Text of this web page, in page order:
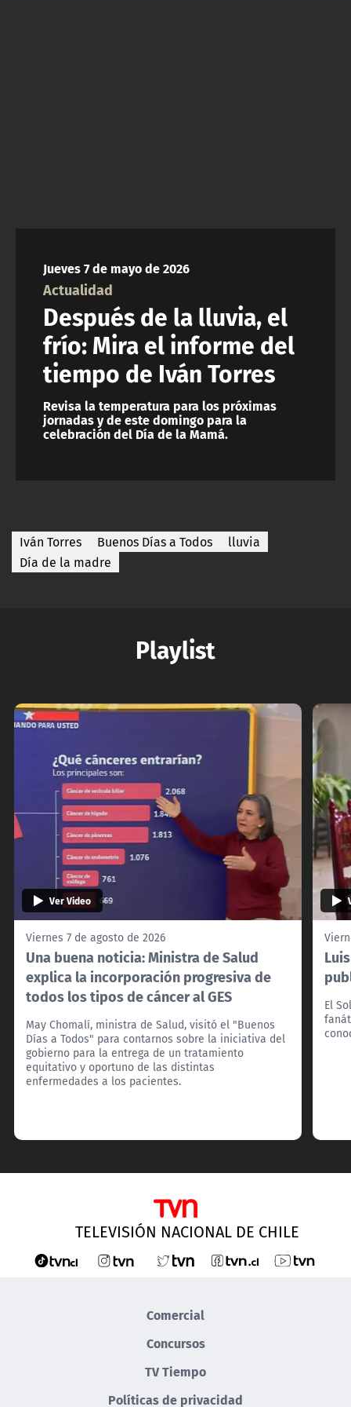
Jueves 7 de mayo de 2026
Actualidad
Después de la lluvia, el
frío: Mira el informe del
tiempo de Iván Torres
Revisa la temperatura para los próximas
jornadas y de este domingo para la
celebración del Día de la Mamá.
Iván Torres Buenos Días a Todos
lluvia
Día de la madre
Playlist
Ver Video
Viernes 7 de agosto de 2026
Una buena noticia: Ministra de Salud
explica la incorporación progresiva de
todos los tipos de cáncer al GES
May Chomalí, ministra de Salud, visitó el "Buenos
Días a Todos" para contarnos sobre la iniciativa del
gobierno para la entrega de un tratamiento
equitativo y oportuno de las distintas
enfermedades a los pacientes.
El
TELEVISIÓN NACIONAL DE CHILE
Comercial
Concursos
TV Tiempo
Políticas de privacidad